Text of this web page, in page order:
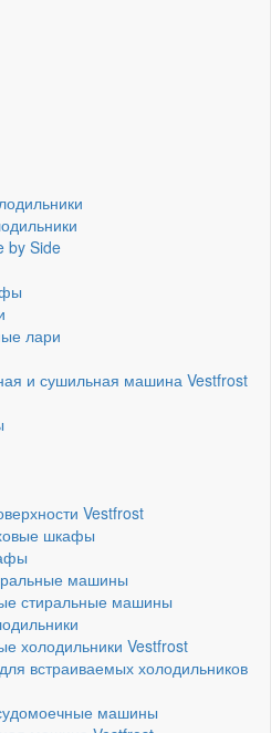
by Side
лари
и сушильная машина Vestfrost
Vestfrost
шкафы
машины
стиральные машины
холодильники Vestfrost
встраиваемых холодильников
машины